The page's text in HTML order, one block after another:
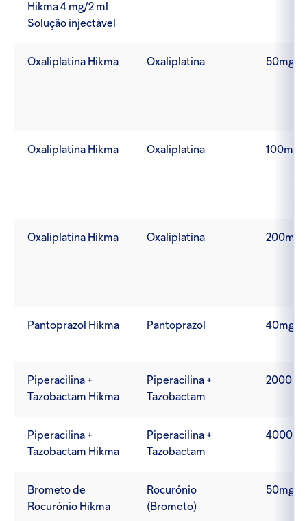
Hikma 4 mg/2 ml
Solução injectável
Oxaliplatina Hikma Oxaliplatina 50mg/
Oxaliplatina Hikma Oxaliplatina 100mg/
Oxaliplatina Hikma Oxaliplatina 200mg/
Pantoprazol Hikma Pantoprazol 40mg
Piperacilina +
Tazobactam Hikma
Piperacilina +
Tazobactam
Piperacilina +
Tazobactam Hikma
Piperacilina +
Tazobactam
Brometo de
Rocurónio Hikma
Rocurónio
(Brometo)
50mg/